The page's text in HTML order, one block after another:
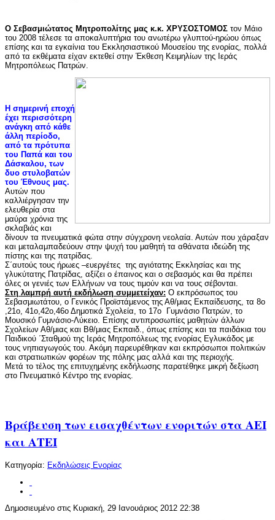
Ο Σεβασμιώτατος Μητροπολίτης μας κ.κ. ΧΡΥΣΟΣΤΟΜΟΣ τον Μάιο
του 2008 τέλεσε τα αποκαλυπτήρια του ανωτέρω γλυπτού-ηρώου όπως
επίσης και τα εγκαίνια του Εκκλησιαστικού Μουσείου της ενορίας, πολλά
από τα εκθέματα είχαν εκτεθεί στην Έκθεση Κειμηλίων της Ιεράς
Μητροπόλεως Πατρών.
Η σημερινή εποχή
έχει περισσότερη
ανάγκη από κάθε
άλλη περίοδο,
από τα πρότυπα
του Παπά και του
Δάσκαλου, των
δυο στυλοβατών
του Έθνους μας.
Αυτών που
καλλιέργησαν την
ελευθερία στα
μαύρα χρόνια της
σκλαβιάς και
δίνουν τα πνευματικά φώτα στην σύγχρονη νεολαία. Αυτών που χάραξαν
και μεταλαμπαδεύουν στην ψυχή του μαθητή τα αθάνατα ιδεώδη της
πίστης και της πατρίδας.
Σ΄αυτούς τους ήρωες –ευεργέτες της αγιότατης Εκκλησίας και της
γλυκύτατης Πατρίδας, αξίζει ο έπαινος και ο σεβασμός και θα πρέπει
όλες οι γενιές των Ελλήνων να τους τιμούν και να τους σέβονται.
Στη λαμπρή αυτή εκδήλωση συμμετείχαν: Ο εκπρόσωπος του
Σεβασμιωτάτου, ο Γενικός Προϊστάμενος της Αθ/μιας Εκπαίδευσης, τα 8ο
,21ο, 41ο,42ο,46ο Δημοτικά Σχολεία, το 17ο Γυμνάσιο Πατρών, το
Μουσικό Γυμνάσιο-Λύκειο. Επίσης αντιπροσωπίες μαθητών άλλων
Σχολείων Αθ/μιας και Βθ/μιας Εκπαιδ., όπως επίσης και τα παιδάκια του
Παιδικού ΄Σταθμού της Ιεράς Μητροπόλεως της ενορίας Εγλυκάδος με
τους νηπιαγωγούς του. Ακόμη παρευρέθηκαν και εκπρόσωποι πολιτικών
και στρατιωτικών φορέων της πόλης μας αλλά και της περιοχής.
Μετά το τέλος της επιτυχημένης εκδήλωσης παρατέθηκε μικρή δεξίωση
στο Πνευματικό Κέντρο της ενορίας.
Βράβευση των εισαχθέντων ενοριτών στα ΑΕΙ
και ΑΤΕΙ
Κατηγορία: Εκδηλώσεις Ενορίας
Δημοσιευμένο στις Κυριακή, 29 Ιανουάριος 2012 22:38